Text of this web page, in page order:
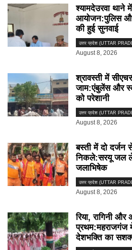
श्यामदेउरवा थाने
आयोजन:पुलिस
की हुई सुनवाई
उत्तर प्रदेश (UTTAR
August 8, 2026
श्रावस्ती में
जाम:एंबुलेंस और
को परेशानी
उत्तर प्रदेश (UTTAR
August 8, 2026
बस्ती में दो दर्जन
निकले:सरयू जल
जलाभिषेक
उत्तर प्रदेश (UTTAR
August 8, 2026
रिया, रागिनी और
प्रथम:महराजगंज में
देशभक्ति का